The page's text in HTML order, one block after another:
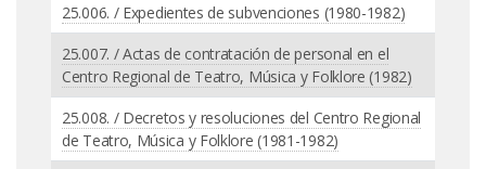
25.006. / Expedientes de subvenciones (1980-1982)
25.007. / Actas de contratación de personal en el
Centro Regional de Teatro, Música y Folklore (1982)
25.008. / Decretos y resoluciones del Centro Regional
de Teatro, Música y Folklore (1981-1982)